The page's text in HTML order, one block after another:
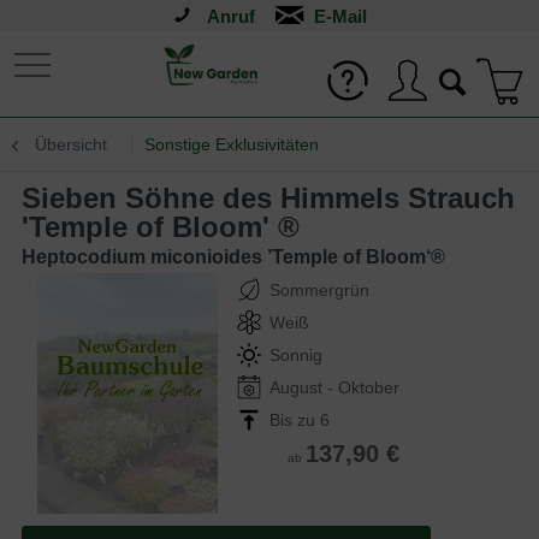
Anruf
Übersicht Sonstige Exklusivitäten
Sieben Söhne des Himmels Strauch
'Temple of Bloom' ®
Heptocodium miconioides ’Temple of Bloom‘®
Sommergrün
Weiß
Sonnig
August - Oktober
Bis zu 6
ab 137,90 €